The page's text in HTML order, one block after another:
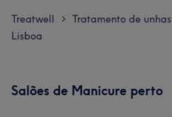
Treatwell > Tratamento de unhas
Lisboa
Salões de Manicure perto